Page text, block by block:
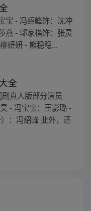
宝 - 冯绍峰饰：沈冲
燕 - 邬家楷饰：张灵
妍妍 - 熊稳稳...
全
真人版部分演员
- 冯宝宝：王影璐 -
：冯绍峰 此外，还